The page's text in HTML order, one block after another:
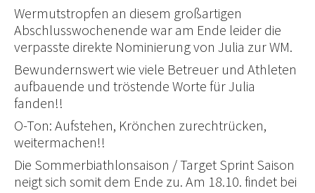
Wermutstropfen an diesem großartigen
Abschlusswochenende war am Ende leider die
verpasste direkte Nominierung von Julia zur WM.
Bewundernswert wie viele Betreuer und Athleten
aufbauende und tröstende Worte für Julia
fanden!!
O-Ton: Aufstehen, Krönchen zurechtrücken,
weitermachen!!
Die Sommerbiathlonsaison / Target Sprint Saison
neigt sich somit dem Ende zu. Am 18.10. findet bei